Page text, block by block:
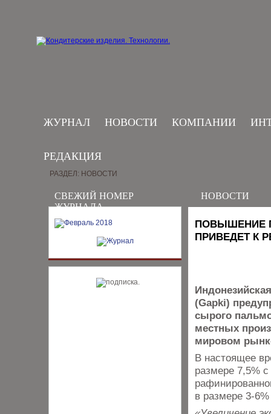
ЖУРНАЛ НОВОСТИ КОМПАНИИ
РЕДАКЦИЯ
СВЕЖИЙ НОМЕР
ЖУРНАЛА
РАЗДЕЛ: НОВОСТИ
НОВОСТИ
ПОВЫШЕНИЕ
ПРИВЕДЕТ К
(Gapki)
сырого
местных
мировом
В настоящее
размере 7,5% с
в размере 3-